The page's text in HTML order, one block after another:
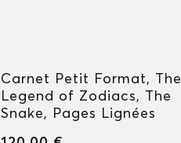
Carnet Petit Format, The
Legend of Zodiacs, The
Snake, Pages Lignées